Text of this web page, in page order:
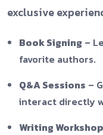
exclusive
Book Signing –
favorite authors.
Q&A Sessions –
interact directly
Writing